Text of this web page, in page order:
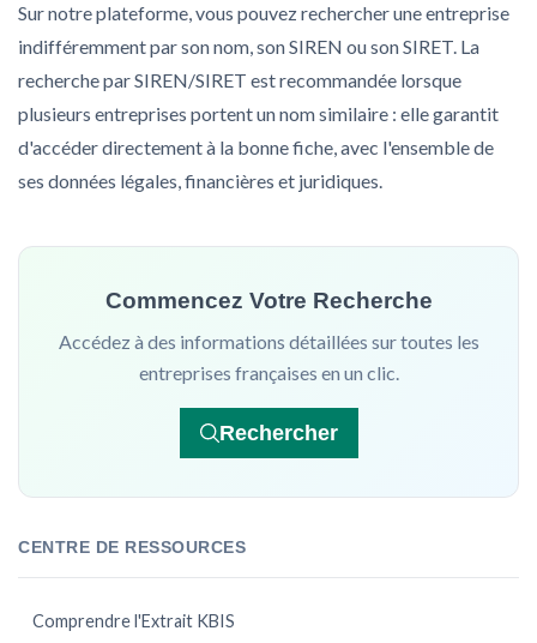
Sur notre plateforme, vous pouvez rechercher une entreprise
indifféremment par son nom, son SIREN ou son SIRET. La
recherche par SIREN/SIRET est recommandée lorsque
plusieurs entreprises portent un nom similaire : elle garantit
d'accéder directement à la bonne fiche, avec l'ensemble de
ses données légales, financières et juridiques.
Commencez Votre Recherche
Accédez à des informations détaillées sur toutes les
entreprises françaises en un clic.
Rechercher
CENTRE DE RESSOURCES
Comprendre l'Extrait KBIS